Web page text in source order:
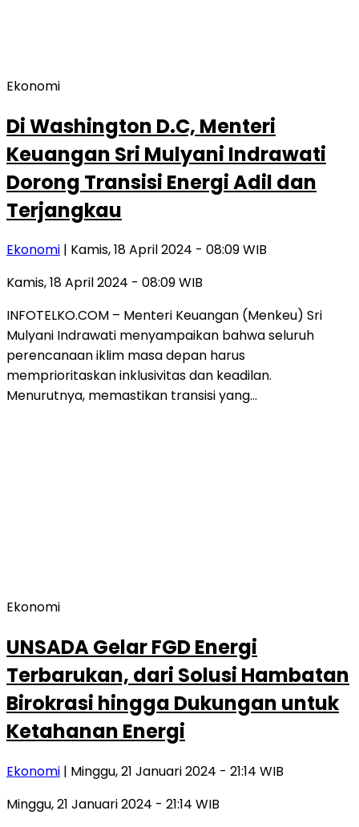
Ekonomi
Di Washington D.C, Menteri
Keuangan Sri Mulyani Indrawati
Dorong Transisi Energi Adil dan
Terjangkau
Ekonomi | Kamis, 18 April 2024 - 08:09 WIB
Kamis, 18 April 2024 - 08:09 WIB
INFOTELKO.COM – Menteri Keuangan (Menkeu) Sri
Mulyani Indrawati menyampaikan bahwa seluruh
perencanaan iklim masa depan harus
memprioritaskan inklusivitas dan keadilan.
Menurutnya, memastikan transisi yang…
Ekonomi
UNSADA Gelar FGD Energi
Terbarukan, dari Solusi Hambatan
Birokrasi hingga Dukungan untuk
Ketahanan Energi
Ekonomi | Minggu, 21 Januari 2024 - 21:14 WIB
Minggu, 21 Januari 2024 - 21:14 WIB